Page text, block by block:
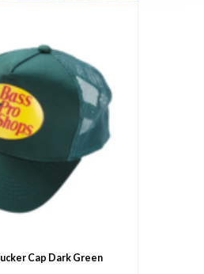
Cap Dark Green